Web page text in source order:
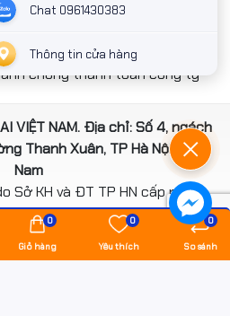
chóng thanh toán công ty
AI VIỆT NAM. Địa chỉ: Số 4, ngách
Thanh Xuân, TP Hà Nội, Việt
Nam
Sở KH và ĐT TP HN cấp ngày
08/2020
phép của Bộ Công Thương
Giỏ hàng
0
Yêu thích
0
So sánh
0
Chat 0961430383
Thông tin cửa hàng